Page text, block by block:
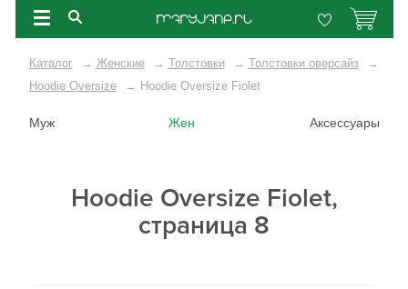
Каталог → Женские → Толстовки → Толстовки оверсайз
→
Hoodie Oversize
→ Hoodie Oversize Fiolet
Муж Жен Аксессуары
Hoodie Oversize Fiolet,
страница 8